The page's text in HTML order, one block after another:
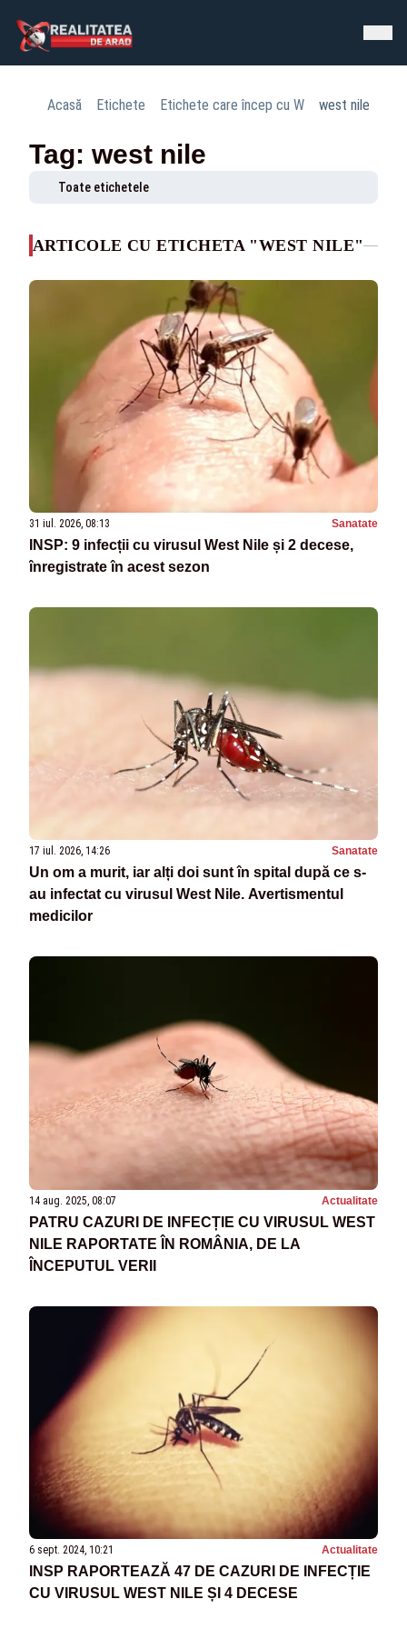
Acasă Etichete Etichete care încep cu W west nile
Tag: west nile
Toate etichetele
ARTICOLE CU ETICHETA "WEST NILE"
31 iul. 2026, 08:13 Sanatate
INSP: 9 infecții cu virusul West Nile și 2 decese,
înregistrate în acest sezon
17 iul. 2026, 14:26 Sanatate
Un om a murit, iar alți doi sunt în spital după ce s-
au infectat cu virusul West Nile. Avertismentul
medicilor
14 aug. 2025, 08:07 Actualitate
PATRU CAZURI DE INFECȚIE CU VIRUSUL WEST
NILE RAPORTATE ÎN ROMÂNIA, DE LA
ÎNCEPUTUL VERII
6 sept. 2024, 10:21 Actualitate
INSP RAPORTEAZĂ 47 DE CAZURI DE INFECȚIE
CU VIRUSUL WEST NILE ȘI 4 DECESE